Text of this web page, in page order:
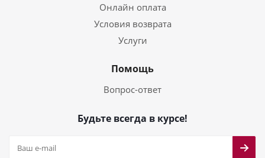
Онлайн оплата
Условия возврата
Услуги
Помощь
Вопрос-ответ
Будьте всегда в курсе!